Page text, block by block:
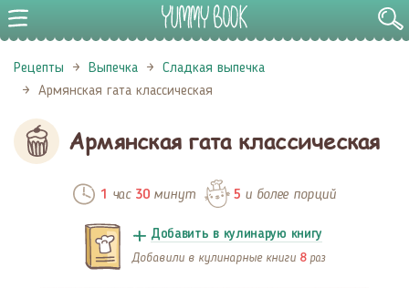
Рецепты Выпечка
Сладкая выпечка
Армянская гата классическая
Армянская гата классическая
1 час 30минут 5 и более порций
Добавить в кулинарую книгу
Добавили в кулинарные книги 8 раз